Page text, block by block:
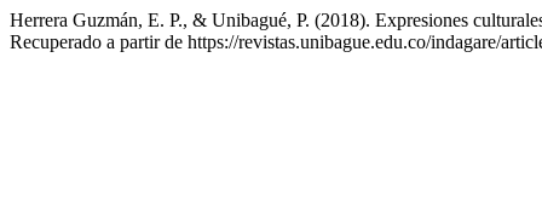
Herrera Guzmán, E. P., & Unibagué, P. (2018). Expresiones
Recuperado a partir de https://revistas.unibague.edu.co/indagare/